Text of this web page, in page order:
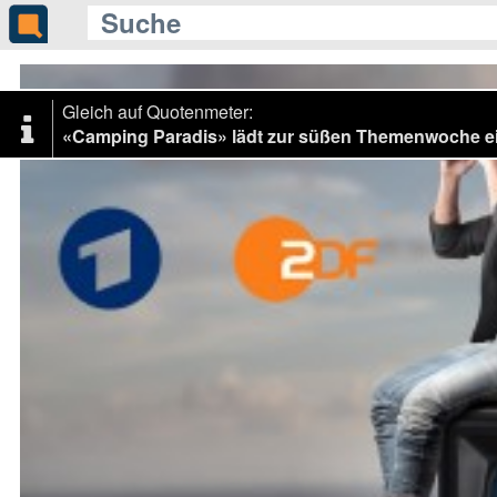
Gleich auf Quotenmeter:
«Camping Paradis» lädt zur süßen Themenwoche